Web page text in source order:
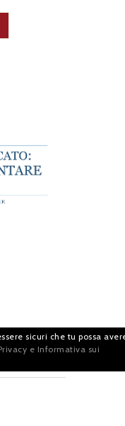
sicuri che tu possa
e Informativa sui